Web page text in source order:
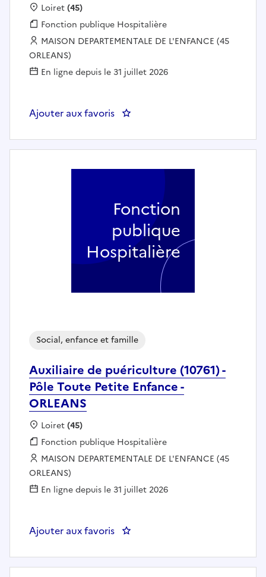
Localisation :
Loiret(45)
Fonction publique :
Fonction publique Hospitalière
Employeur :
MAISON DEPARTEMENTALE DE L'ENFANCE (45
ORLEANS)
En ligne depuis le 31 juillet 2026
Ajouter aux favoris : Educateur spécialisé - Pôle
Auxiliaire de puériculture (10761) -
Pôle Toute Petite Enfance -
ORLEANS
Social, enfance et famille
Localisation :
Loiret(45)
Fonction publique :
Fonction publique Hospitalière
Employeur :
MAISON DEPARTEMENTALE DE L'ENFANCE (45
ORLEANS)
En ligne depuis le 31 juillet 2026
Ajouter aux favoris : Auxiliaire de puériculture
Fonction
publique
Hospitalière